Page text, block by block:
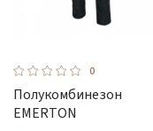
0
Полукомбинезон
EMERTON